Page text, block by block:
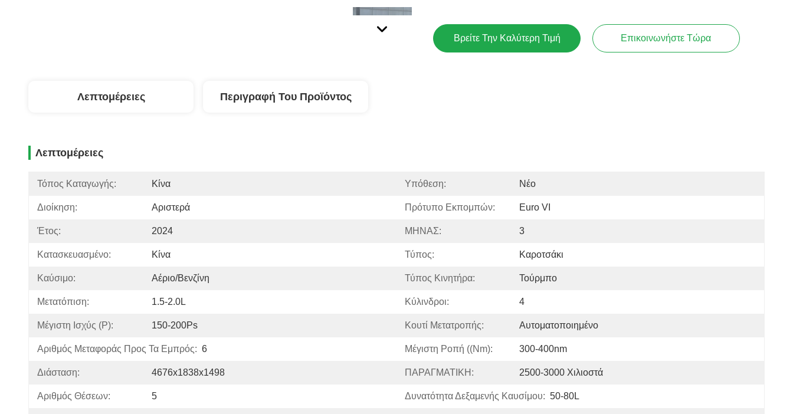
Βρείτε Την Καλύτερη Τιμή Επικοινωνήστε Τώρα
Λεπτομέρειες Περιγραφή Του Προϊόντος
Λεπτομέρειες
Τόπος Καταγωγής: Κίνα Υπόθεση: Νέο
Διοίκηση: Αριστερά Πρότυπο Εκπομπών: Euro VI
Έτος: 2024 ΜΗΝΑΣ: 3
Κατασκευασμένο: Κίνα Τύπος: Καροτσάκι
Καύσιμο: Αέριο/βενζίνη Τύπος Κινητήρα: Τούρμπο
Μετατόπιση: 1.5-2.0L Κύλινδροι: 4
Μέγιστη Ισχύς (P): 150-200Ps Κουτί Μετατροπής: Αυτοματοποιημένο
Αριθμός Μεταφοράς Προς Τα Εμπρός: 6 Μέγιστη Ροπή ((Nm): 300-400nm
Διάσταση: 4676x1838x1498 ΠΑΡΑΓΜΑΤΙΚΗ: 2500-3000 Χιλιοστά
Αριθμός Θέσεων: 5 Δυνατότητα Δεξαμενής Καυσίμου: 50-80L